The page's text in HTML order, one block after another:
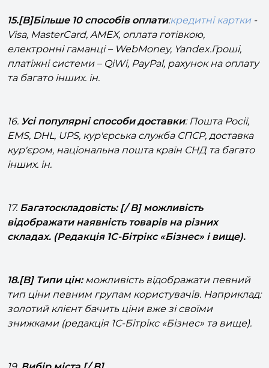
Visa, MasterCard, AMEX, оплата готівкою,
електронні гаманці – WebMoney, Yandex.Гроші,
платіжні системи – QiWi, PayPal, рахунок на оплату
та багато інших. ін.
EMS, DHL, UPS, кур'єрська служба СПСР, доставка
кур'єром, національна пошта країн СНД та багато
інших. ін.
відображати наявність товарів на різних
складах. (Редакція 1С-Бітрікс «Бізнес» і вище).
тип ціни певним групам користувачів. Наприклад:
золотий клієнт бачить ціни вже зі своїми
знижками (редакція 1С-Бітрікс «Бізнес» та вище).